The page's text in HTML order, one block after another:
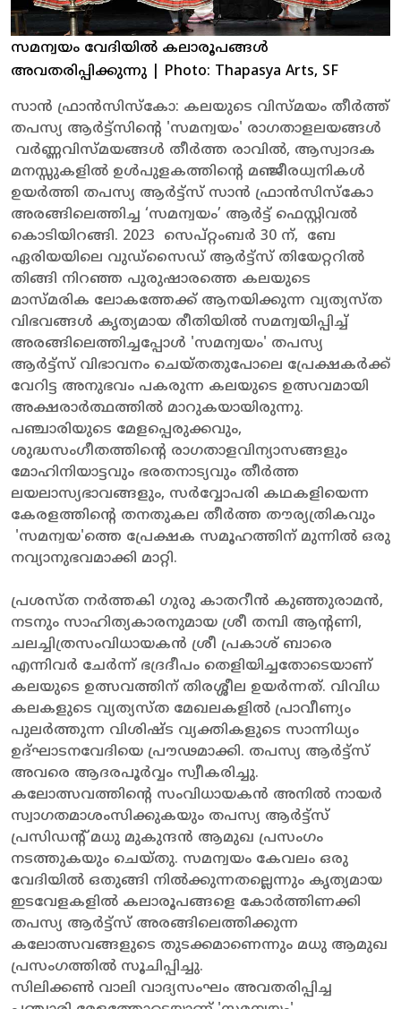
സമന്വയം വേദിയിൽ കലാരൂപങ്ങൾ
അവതരിപ്പിക്കുന്നു
| Photo: Thapasya Arts, SF
സാൻ ഫ്രാൻസിസ്കോ: കലയുടെ വിസ്മയം തീർത്ത്
തപസ്യ ആർട്ട്സിന്റെ 'സമന്വയം' രാഗതാളലയങ്ങൾ
വർണ്ണവിസ്മയങ്ങൾ തീർത്ത രാവിൽ, ആസ്വാദക
മനസ്സുകളിൽ ഉൾപുളകത്തിന്റെ മഞ്ജീരധ്വനികൾ
ഉയർത്തി തപസ്യ ആർട്ട്സ് സാൻ ഫ്രാൻസിസ്കോ
അരങ്ങിലെത്തിച്ച ‘സമന്വയം’ ആർട്ട് ഫെസ്റ്റിവൽ
കൊടിയിറങ്ങി. 2023 സെപ്റ്റംബർ 30 ന്, ബേ
ഏരിയയിലെ വുഡ്സൈഡ് ആർട്ട്സ് തിയേറ്ററിൽ
തിങ്ങി നിറഞ്ഞ പുരുഷാരത്തെ കലയുടെ
മാസ്മരിക ലോകത്തേക്ക് ആനയിക്കുന്ന വ്യത്യസ്ത
വിഭവങ്ങൾ കൃത്യമായ രീതിയിൽ സമന്വയിപ്പിച്ച്
അരങ്ങിലെത്തിച്ചപ്പോൾ 'സമന്വയം' തപസ്യ
ആർട്ട്സ് വിഭാവനം ചെയ്തതുപോലെ പ്രേക്ഷകർക്ക്
വേറിട്ട അനുഭവം പകരുന്ന കലയുടെ ഉത്സവമായി
അക്ഷരാർത്ഥത്തിൽ മാറുകയായിരുന്നു.
പഞ്ചാരിയുടെ മേളപ്പെരുക്കവും,
ശുദ്ധസംഗീതത്തിന്റെ രാഗതാളവിന്യാസങ്ങളും
മോഹിനിയാട്ടവും ഭരതനാട്യവും തീർത്ത
ലയലാസ്യഭാവങ്ങളും, സർവ്വോപരി കഥകളിയെന്ന
കേരളത്തിന്റെ തനതുകല തീർത്ത തൗര്യത്രികവും
'സമന്വയ'ത്തെ പ്രേക്ഷക സമൂഹത്തിന് മുന്നിൽ ഒരു
നവ്യാനുഭവമാക്കി മാറ്റി.
പ്രശസ്ത നർത്തകി ഗുരു കാതറീൻ കുഞ്ഞുരാമൻ,
നടനും സാഹിത്യകാരനുമായ ശ്രീ തമ്പി ആന്റണി,
ചലച്ചിത്രസംവിധായകൻ ശ്രീ പ്രകാശ് ബാരെ
എന്നിവർ ചേർന്ന് ഭദ്രദീപം തെളിയിച്ചതോടെയാണ്
കലയുടെ ഉത്സവത്തിന് തിരശ്ശീല ഉയർന്നത്. വിവിധ
കലകളുടെ വ്യത്യസ്ത മേഖലകളിൽ പ്രാവീണ്യം
പുലർത്തുന്ന വിശിഷ്ട വ്യക്തികളുടെ സാന്നിധ്യം
ഉദ്ഘാടനവേദിയെ പ്രൗഢമാക്കി. തപസ്യ ആർട്ട്സ്
അവരെ ആദരപൂർവ്വം സ്വീകരിച്ചു.
കലോത്സവത്തിന്റെ സംവിധായകൻ അനിൽ നായർ
സ്വാഗതമാശംസിക്കുകയും തപസ്യ ആർട്ട്സ്
പ്രസിഡന്റ് മധു മുകുന്ദൻ ആമുഖ പ്രസംഗം
നടത്തുകയും ചെയ്തു. സമന്വയം കേവലം ഒരു
വേദിയിൽ ഒതുങ്ങി നിൽക്കുന്നതല്ലെന്നും കൃത്യമായ
ഇടവേളകളിൽ കലാരൂപങ്ങളെ കോർത്തിണക്കി
തപസ്യ ആർട്ട്സ് അരങ്ങിലെത്തിക്കുന്ന
കലോത്സവങ്ങളുടെ തുടക്കമാണെന്നും മധു ആമുഖ
പ്രസംഗത്തിൽ സൂചിപ്പിച്ചു.
സിലിക്കൺ വാലി വാദ്യസംഘം അവതരിപ്പിച്ച